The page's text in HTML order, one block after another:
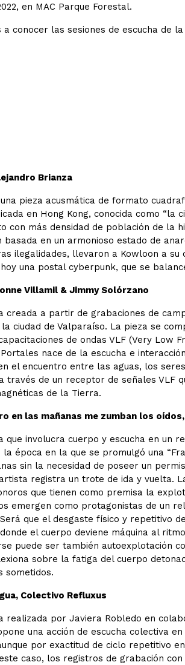
en MAC Parque Forestal.
a conocer las sesiones de escucha de
Brianza
pieza acusmática de formato
en Hong Kong, conocida como “la
con más densidad de población de la
basada en un armonioso estado de
ilegalidades, llevaron a Kowloon a su
una postal cyberpunk, que se
Villamil & Jimmy Solórzano
creada a partir de grabaciones de
ciudad de Valparaíso. La pieza se
de ondas VLF (Very Low
nace de la escucha e
el encuentro entre las aguas, los
través de un receptor de señales VLF
de la Tierra.
en las mañanas me zumban los
que involucra cuerpo y escucha en un
la época en la que se promulgó una
sin la necesidad de poseer un
registra un trote de ida y vuelta.
que tienen como premisa la
emergen como protagonistas de un
que el desgaste físico y repetitivo
el cuerpo deviene máquina al
puede ser también autoexplotación
sobre la fatiga del cuerpo
sometidos.
Colectivo Refluxus
realizada por Javiera Robledo en
una acción de escucha colectiva
por exactitud de ciclo repetitivo
caso, los registros de grabación